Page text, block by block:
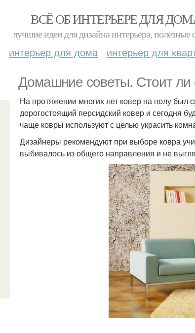
ВСЁ ОБ ИНТЕРЬЕРЕ ДЛЯ
лучшие идеи для дизайна интерьера, полезные
интерьер для дома интерьер для
Домашние советы. Стоит ли
На протяжении многих лет ковер на полу был
дорогостоящий персидский ковер и сегодня
чаще ковры используют с целью украсить
Дизайнеры рекомендуют при выборе ковра
выбивалось из общего направления и не